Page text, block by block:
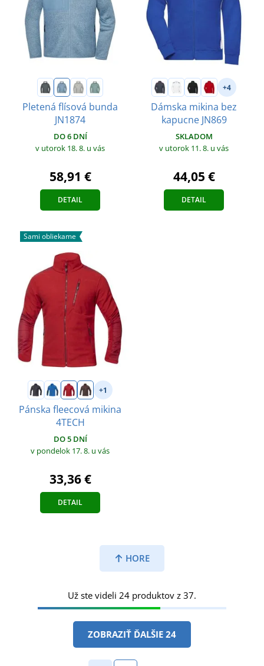
Pletená flísová bunda
JN1874
DO 6 DNÍ
v utorok 18. 8. u vás
58,91 €
DETAIL
+4
Dámska mikina bez
kapucne JN869
SKLADOM
v utorok 11. 8. u vás
44,05 €
DETAIL
Sami obliekame
+1
Pánska fleecová mikina
4TECH
DO 5 DNÍ
v pondelok 17. 8. u vás
33,36 €
DETAIL
HORE
Už ste videli 24 produktov z 37.
ZOBRAZIŤ ĎALŠIE 24